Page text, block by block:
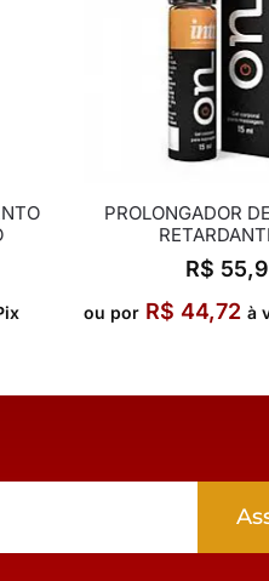
PROLONGADOR
R$
ou por R$ 44,72 à